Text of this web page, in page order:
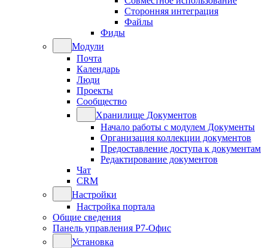
Сторонняя интеграция
Файлы
Фиды
Модули
Почта
Календарь
Люди
Проекты
Сообщество
Хранилище Документов
Начало работы с модулем Документы
Организация коллекции документов
Предоставление доступа к документам
Редактирование документов
Чат
CRM
Настройки
Настройка портала
Общие сведения
Панель управления Р7-Офис
Установка